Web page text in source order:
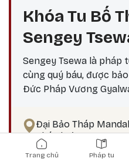
Khóa Tu Bố
Sengey
Sengey Tsewa là pháp
cùng quý báu, được
Đức Pháp Vương
phiền não bám chấp
hướng tới giác ngộ Tại
ngày 25? Theo lịch
thời điểm công đức tu
Đại Bảo Tháp
Phú Thọ)
Thứ bảy, ngày 8
Main navigation
Trang chủ Pháp tu